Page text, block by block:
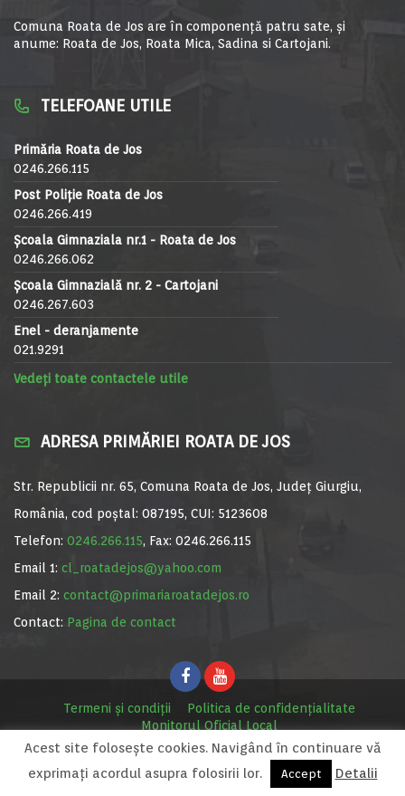
Comuna Roata de Jos are în componență patru sate, și
anume: Roata de Jos, Roata Mica, Sadina si Cartojani.
TELEFOANE UTILE
Primăria Roata de Jos
0246.266.115
Post Poliție Roata de Jos
0246.266.419
Școala Gimnaziala nr.1 - Roata de Jos
0246.266.062
Școala Gimnazială nr. 2 - Cartojani
0246.267.603
Enel - deranjamente
021.9291
Vedeți toate contactele utile
ADRESA PRIMĂRIEI ROATA DE JOS
Str. Republicii nr. 65, Comuna Roata de Jos, Județ Giurgiu,
România, cod poștal: 087195, CUI: 5123608
Telefon: 0246.266.115, Fax: 0246.266.115
Email 1: cl_roatadejos@yahoo.com
Email 2: contact@primariaroatadejos.ro
Contact: Pagina de contact
Termeni și condiții
Politica de confidențialitate
Monitorul Oficial Local
© Primăria Roata de Jos, 2020. Site realizat de MediaDigi.ro
Acest site foloseşte cookies. Navigând în continuare vă
exprimaţi acordul asupra folosirii lor.
Accept Detalii